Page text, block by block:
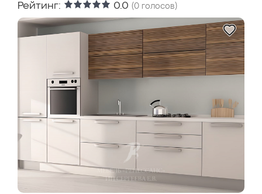
Рейтинг: 0.0 (0 голосов)